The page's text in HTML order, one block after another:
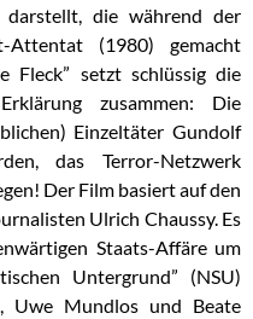
darstellt, die während der
Attentat (1980) gemacht
Fleck” setzt schlüssig die
zusammen: Die
Einzeltäter Gundolf
das Terror-Netzwerk
Der Film basiert auf den
Ulrich Chaussy. Es
Staats-Affäre um
Untergrund” (NSU)
Uwe Mundlos und Beate